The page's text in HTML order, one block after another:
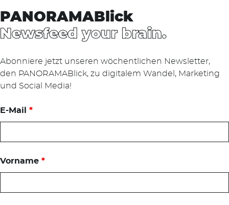
PANORAMABlick
Newsfeed your brain.
Abonniere jetzt unseren wöchentlichen Newsletter,
den PANORAMABlick, zu digitalem Wandel, Marketing
und Social Media!
E-Mail *
Vorname *